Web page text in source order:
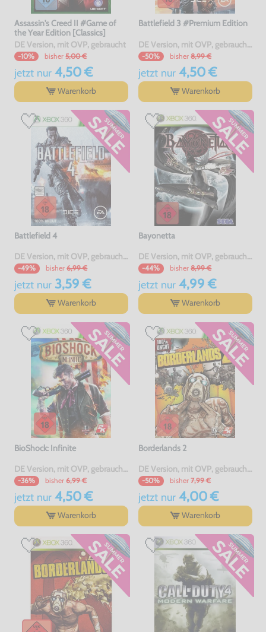
Assassin's Creed II #Game of
the Year Edition [Classics]
DE Version, mit OVP, gebraucht
-10% bisher 5,00 €
jetzt nur4,50 €
Warenkorb
Battlefield 3 #Premium Edition
DE Version, mit OVP, gebraucht, USK18
-50% bisher 8,99 €
jetzt nur4,50 €
Warenkorb
Battlefield 4
DE Version, mit OVP, gebraucht, USK18
-49% bisher 6,99 €
jetzt nur3,59 €
Warenkorb
Bayonetta
DE Version, mit OVP, gebraucht, USK18
-44% bisher 8,99 €
jetzt nur4,99 €
Warenkorb
BioShock: Infinite
DE Version, mit OVP, gebraucht, USK18
-36% bisher 6,99 €
jetzt nur4,50 €
Warenkorb
Borderlands 2
DE Version, mit OVP, gebraucht, USK18
-50% bisher 7,99 €
jetzt nur4,00 €
Warenkorb